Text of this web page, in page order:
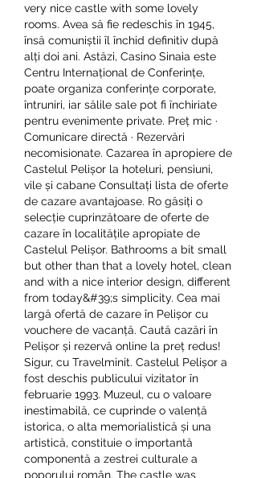
very nice castle with some lovely
rooms. Avea să fie redeschis în 1945,
însă comuniștii îl închid definitiv după
alți doi ani. Astăzi, Casino Sinaia este
Centru Internațional de Conferințe,
poate organiza conferințe corporate,
întruniri, iar sălile sale pot fi închiriate
pentru evenimente private. Preț mic ·
Comunicare directă · Rezervări
necomisionate. Cazarea în apropiere de
Castelul Pelișor la hoteluri, pensiuni,
vile și cabane Consultați lista de oferte
de cazare avantajoase. Ro găsiți o
selecție cuprinzătoare de oferte de
cazare în localitățile apropiate de
Castelul Pelișor. Bathrooms a bit small
but other than that a lovely hotel, clean
and with a nice interior design, different
from today&#39;s simplicity. Cea mai
largă ofertă de cazare în Pelișor cu
vouchere de vacanță. Caută cazări în
Pelișor și rezervă online la preț redus!
Sigur, cu Travelminit. Castelul Pelișor a
fost deschis publicului vizitator în
februarie 1993. Muzeul, cu o valoare
inestimabilă, ce cuprinde o valență
istorica, o alta memorialistică și una
artistică, constituie o importantă
componentă a zestrei culturale a
poporului român. The castle was